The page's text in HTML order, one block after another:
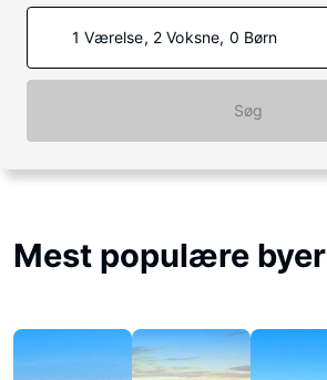
1 Værelse, 2 Voksne, 0 Børn
Søg
Mest populære byer